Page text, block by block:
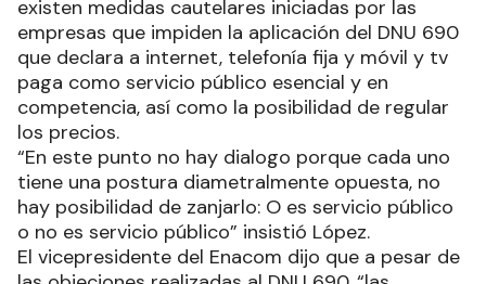
existen medidas cautelares iniciadas por las
empresas que impiden la aplicación del DNU 690
que declara a internet, telefonía fija y móvil y tv
paga como servicio público esencial y en
competencia, así como la posibilidad de regular
los precios.
“En este punto no hay dialogo porque cada uno
tiene una postura diametralmente opuesta, no
hay posibilidad de zanjarlo: O es servicio público
o no es servicio público” insistió López.
El vicepresidente del Enacom dijo que a pesar de